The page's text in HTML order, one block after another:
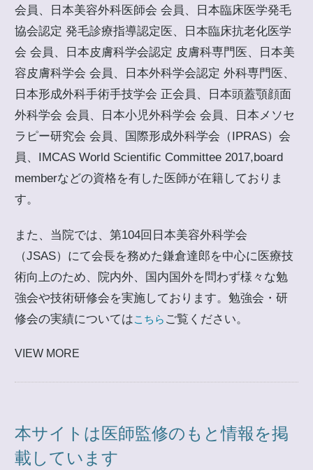
会員、日本美容外科医師会 会員、日本臨床医学発毛
協会認定 発毛診療指導認定医、日本臨床抗老化医学
会 会員、日本皮膚科学会認定 皮膚科専門医、日本美
容皮膚科学会 会員、日本外科学会認定 外科専門医、
日本形成外科手術手技学会 正会員、日本頭蓋顎顔面
外科学会 会員、日本小児外科学会 会員、日本メソセ
ラピー研究会 会員、国際形成外科学会（IPRAS）会
員、IMCAS World Scientific Committee 2017,board
memberなどの資格を有した医師が在籍しておりま
す。
また、当院では、第104回日本美容外科学会
（JSAS）にて会長を務めた鎌倉達郎を中心に医療技
術向上のため、院内外、国内国外を問わず様々な勉
強会や技術研修会を実施しております。勉強会・研
修会の実績についてはこちら ご覧ください。
VIEW MORE
本サイトは医師監修のもと情報を掲
載しています